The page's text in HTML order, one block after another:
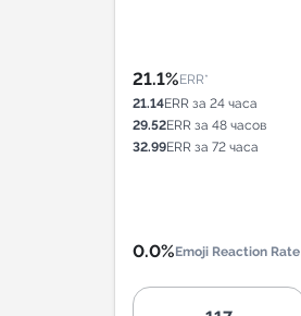
21.1%ERR*
21.14ERR за 24 часа
29.52ERR за 48 часов
32.99ERR за 72 часа
0.0%Emoji Reaction Rate